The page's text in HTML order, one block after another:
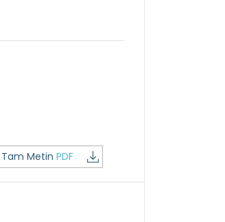
Tam Metin PDF